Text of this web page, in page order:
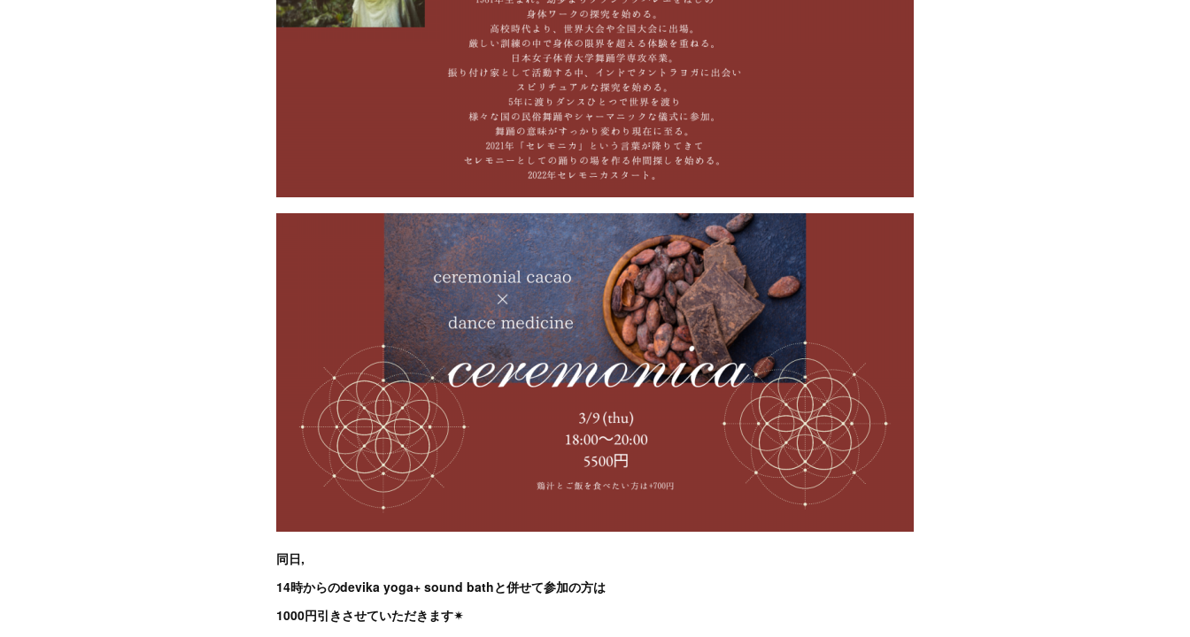
同日,
14時からのdevika yoga+ sound bathと併せて参加の方は
1000円引きさせていただきます✴︎